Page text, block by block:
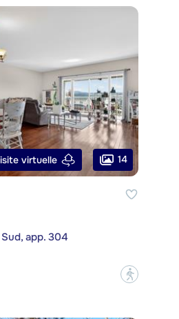
virtuelle 14
app. 304
?